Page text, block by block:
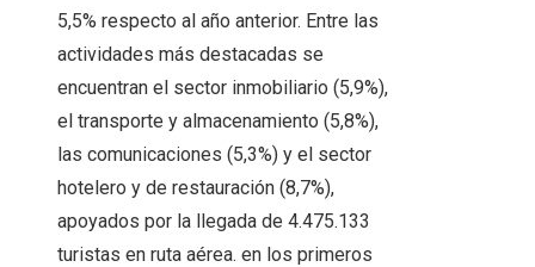
5,5% respecto al año anterior. Entre las
actividades más destacadas se
encuentran el sector inmobiliario (5,9%),
el transporte y almacenamiento (5,8%),
las comunicaciones (5,3%) y el sector
hotelero y de restauración (8,7%),
apoyados por la llegada de 4.475.133
turistas en ruta aérea. en los primeros